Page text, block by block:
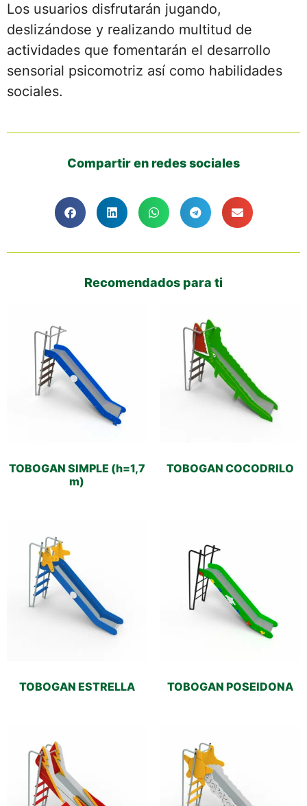
Los usuarios disfrutarán jugando,
deslizándose y realizando multitud de
actividades que fomentarán el desarrollo
sensorial psicomotriz así como habilidades
sociales.
Compartir en redes sociales
Recomendados para ti
TOBOGAN SIMPLE (h=1,7
m)
TOBOGAN COCODRILO
TOBOGAN ESTRELLA TOBOGAN POSEIDONA